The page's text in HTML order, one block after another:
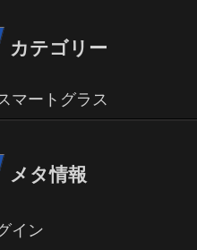
カテゴリー
マートグラス
メタ情報
イン